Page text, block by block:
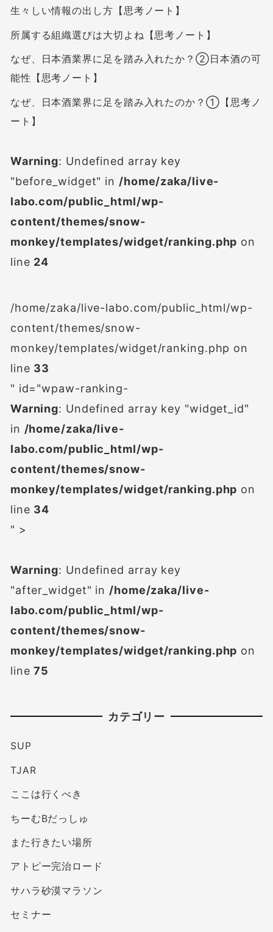
生々しい情報の出し方【思考ノート】
所属する組織選びは大切よね【思考ノート】
なぜ、日本酒業界に足を踏み入れたか？②日本酒の可
能性【思考ノート】
なぜ、日本酒業界に足を踏み入れたのか？①【思考ノ
ート】
Warning: Undefined array key
"before_widget" in /home/zaka/live-
labo.com/public_html/wp-
content/themes/snow-
monkey/templates/widget/ranking.php on
line 24
/home/zaka/live-labo.com/public_html/wp-
content/themes/snow-
monkey/templates/widget/ranking.php on
line 33
" id="wpaw-ranking-
Warning: Undefined array key "widget_id"
in /home/zaka/live-
labo.com/public_html/wp-
content/themes/snow-
monkey/templates/widget/ranking.php on
line 34
" >
Warning: Undefined array key
"after_widget" in /home/zaka/live-
labo.com/public_html/wp-
content/themes/snow-
monkey/templates/widget/ranking.php on
line75
カテゴリー
SUP
TJAR
ここは行くべき
ちーむBだっしゅ
また行きたい場所
アトピー完治ロード
サハラ砂漠マラソン
セミナー